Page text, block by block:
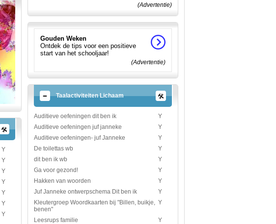
Y
Y
Y
Y
Y
Y
Y
(Advertentie)
Gouden Weken
Ontdek de tips voor een positieve
start van het schooljaar!
(Advertentie)
Taalactiviteiten Lichaam
Auditieve oefeningen dit ben ik
Y
Auditieve oefeningen juf janneke
Y
Auditieve oefeningen- juf Janneke
Y
De toilettas wb
Y
dit ben ik wb
Y
Ga voor gezond!
Y
Hakken van woorden
Y
Juf Janneke ontwerpschema Dit ben ik
Y
Kleutergroep Woordkaarten bij "Billen, buikje,
benen"
Y
Leesrups familie
Y